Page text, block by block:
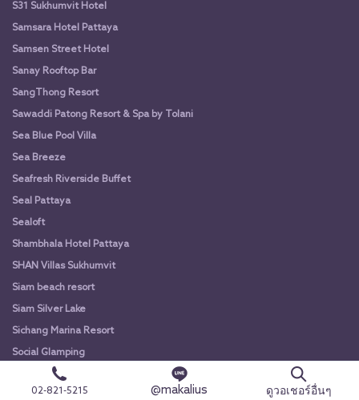
S31 Sukhumvit Hotel
Samsara Hotel Pattaya
Samsen Street Hotel
Sanay Rooftop Bar
SangThong Resort
Sawaddi Patong Resort & Spa by Tolani
Sea Blue Pool Villa
Sea Breeze
Seafresh Riverside Buffet
Seal Pattaya
Sealoft
Shambhala Hotel Pattaya
SHAN Villas Sukhumvit
Siam beach resort
Siam Silver Lake
Sichang Marina Resort
Social Glamping
Somerset Harbourview
Sonia Residence
02-821-5215 @makalius ดูวอเชอร์อื่นๆ